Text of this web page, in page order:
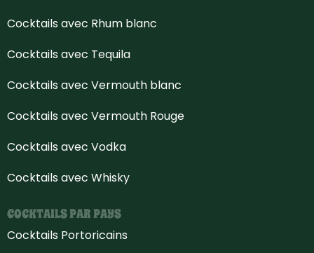
Cocktails avec Rhum blanc
Cocktails avec Tequila
Cocktails avec Vermouth blanc
Cocktails avec Vermouth Rouge
Cocktails avec Vodka
Cocktails avec Whisky
COCKTAILS PAR PAYS
Cocktails Portoricains